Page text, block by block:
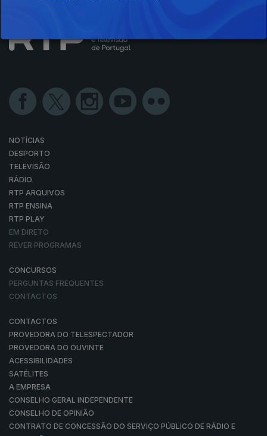
NOTÍCIAS
DESPORTO
TELEVISÃO
RÁDIO
RTP ARQUIVOS
RTP ENSINA
RTP PLAY
EM DIRETO
REVER PROGRAMAS
CONCURSOS
PERGUNTAS FREQUENTES
CONTACTOS
CONTACTOS
PROVEDORA DO TELESPECTADOR
PROVEDORA DO OUVINTE
ACESSIBILIDADES
SATÉLITES
A EMPRESA
CONSELHO GERAL INDEPENDENTE
CONSELHO DE OPINIÃO
CONTRATO DE CONCESSÃO DO SERVIÇO PÚBLICO DE RÁDIO E